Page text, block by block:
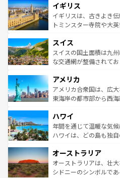
いる。シャンパンの発
香り高いラベンダー畑
らに、パリ以外の地域
れる地方に足を運ぶと
きるだろう。
を参照してほしい。
顔を持つこの国は、ど
ルリンの文化的活気、
してライン川沿いのワ
は、お酒好きな人にはぜひ体験
ドイツ情報はコンテン
イギリス
イギリスは、古きよき
トミンスター寺院や大
リアごとに異なる魅力
ティー、ビール好きに
戦など、本場だからこ
ンツ一覧を参照してほし
スイス
スイスの国土面積は九
な交通網が整備されて
の建物がそのまま残る
博物館もあり、アルプ
ことができる。国民の
ば市内交通費無料で観光を楽
着のスイス情報はコン
アメリカ
アメリカ合衆国は、広
東海岸の都市部から西
のような巨大都市は、
ンメントが詰まった刺
西部には大自然が広が
部のニューオーリンズ
文化が魅力。旅行者は
しみながら、その多様
ハワイ
年間を通じて温暖な気
ハワイは、どの島も独
ワイ島は見逃せない。
島だが、静かな自然を
おすすめ。エメラルド
オーストラリア
オーストラリアは、壮
シドニーのシンボルで